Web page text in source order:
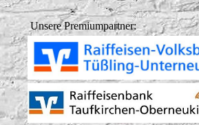
Unsere Premiumpartner: